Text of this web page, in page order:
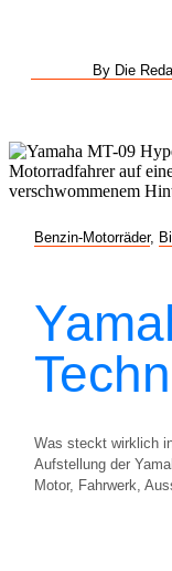
By Die
Benzin-Motorräder,
Was steckt wirklich
Aufstellung der
Motor, Fahrwerk,